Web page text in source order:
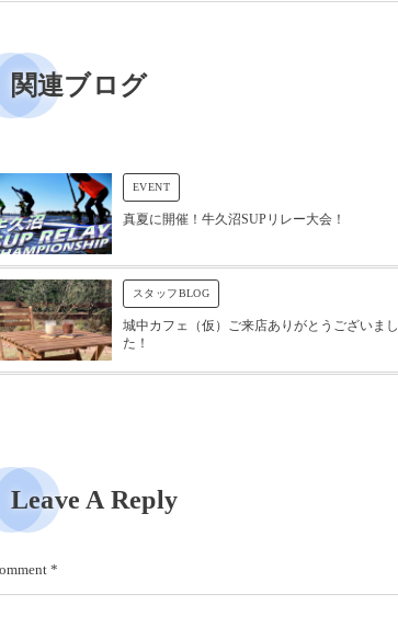
関連ブログ
EVENT
真夏に開催！牛久沼SUPリレー大会！
スタッフBLOG
城中カフェ（仮）ご来店ありがとうございまし
た！
Leave A Reply
*